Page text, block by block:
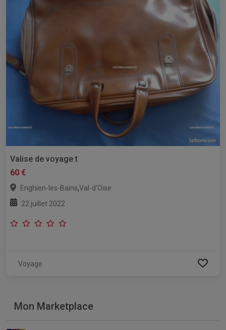
Valise de voyage t
60 €
Enghien-les-Bains,Val-d'Oise
22 juillet 2022
Voyage
Mon Marketplace